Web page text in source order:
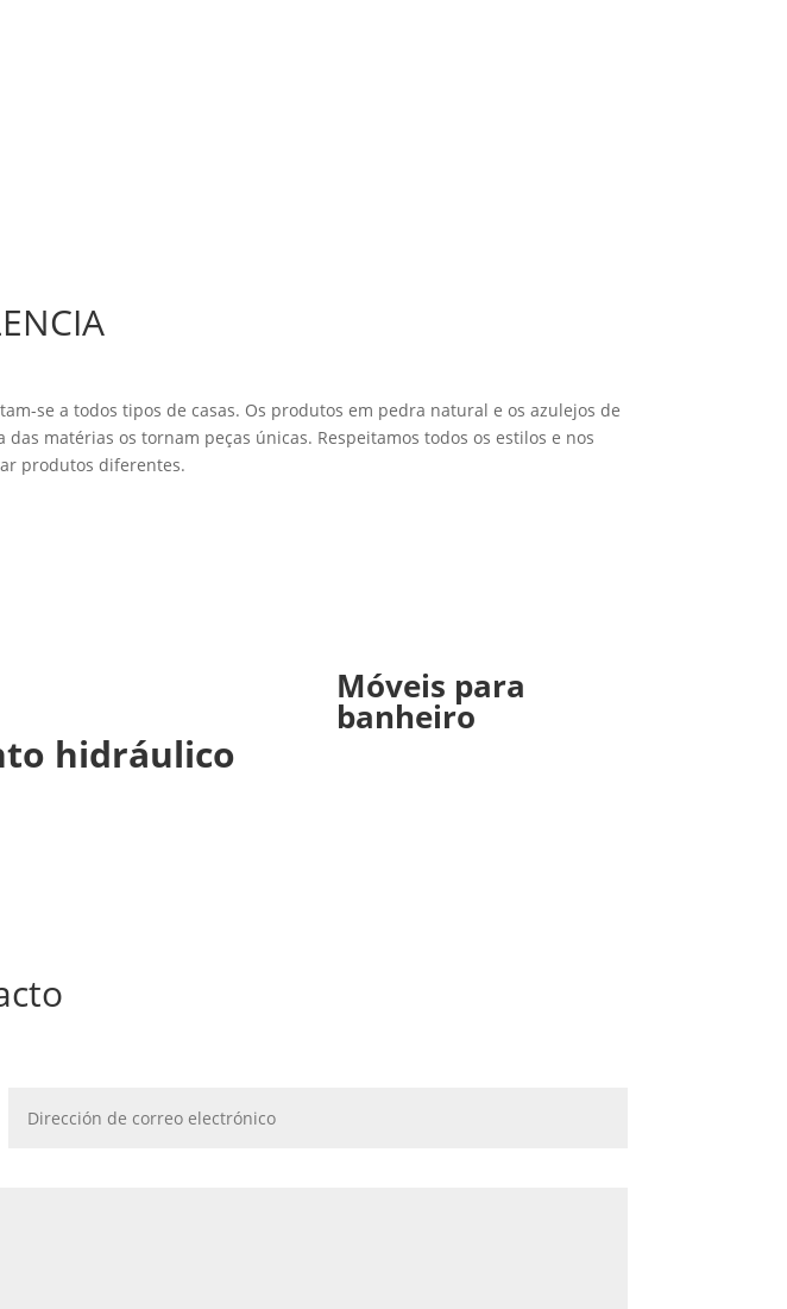
se a todos tipos de casas. Os produtos em pedra natural e os azulejos de
matérias os tornam peças únicas. Respeitamos todos os estilos e nos
produtos diferentes.
hidráulico
Móveis para
banheiro